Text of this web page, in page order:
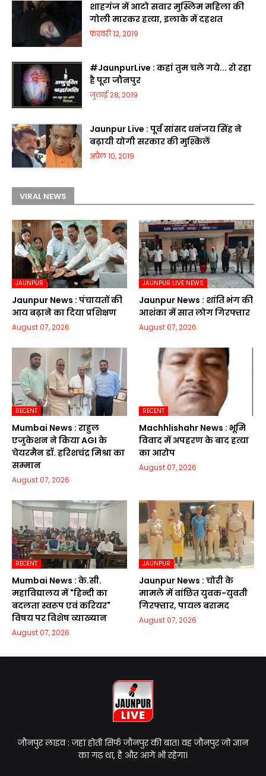
शाहगंज में आटो सवार मुस्लिम महिला की
गोली मारकर हत्या, इलाके में दहशत
फ़रवरी 12, 2019
#JaunpurLive : कहां तुम चले गये... रो रहा
है पूरा जौनपुर
जुलाई 28, 2019
Jaunpur Live : पूर्व सांसद धनंजय सिंह ने
बढ़ायी योगी सरकार की मुश्किलें
अप्रैल 10, 2019
VIRAL NEWS
JAUNPUR
Jaunpur News : पंचायतों की
आय बढ़ाने का दिया प्रशिक्षण
August 07, 2026
JAUNPUR LIVE NEWS
Jaunpur News : शांति भंग की
आशंका में सात लोग गिरफ्तार
August 07, 2026
RECENT
Mumbai News : राहुल
एजुकेशन ने किया AGI के
चेयरमैन डॉ. हरिशचंद्र मिश्रा का
सम्मान
August 07, 2026
RECENT
Machhlishahr News : भूमि
विवाद में अपहरण के बाद हत्या
का आरोप
August 07, 2026
RECENT
Mumbai News : के.सी.
महाविद्यालय में "हिन्दी का
बदलता स्वरूप एवं करियर"
विषय पर विशेष व्याख्यान
August 07, 2026
JAUNPUR
Jaunpur News : चोरी के
मामले में वांछित युवक-युवती
गिरफ्तार, पायल बरामद
August 07, 2026
जौनपुर लाइव : जहां होती सिर्फ जौनपुर की बात। वह जौनपुर जो ज्ञान
का गढ़ था, है और आगे भी रहेगा।